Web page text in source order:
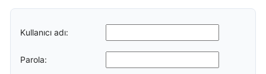
Kullanıcı adı:
Parola: